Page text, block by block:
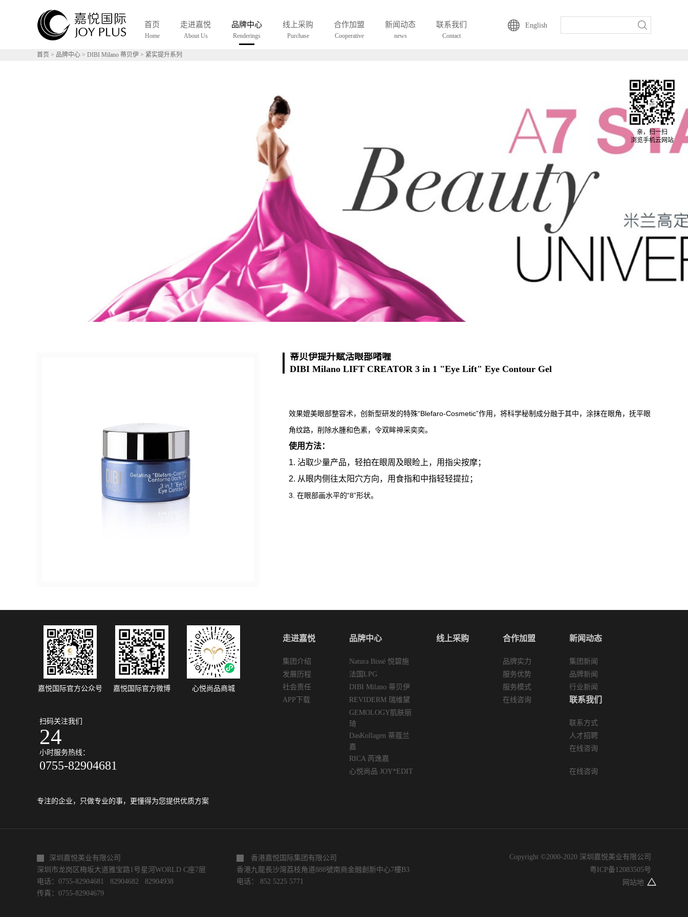
首页
Home
走进嘉悦
About Us
品牌中心
Renderings
线上采购
Purchase
合作加盟
Cooperative
新闻动态
news
联系我们
Contact
English
首页 > 品牌中心 > DIBI Milano 蒂贝伊 > 紧实提升系列
蒂贝伊提升赋活眼部啫喱
DIBI Milano LIFT CREATOR 3 in 1 "Eye Lift" Eye Contour Gel
效果媲美眼部整容术，创新型研发的特殊“Blefaro-Cosmetic”作用，将科学秘制成分融于其中，涂抹在眼角，抚平眼
角纹路，削除水腫和色素，令双眸神采奕奕。
使用方法：
1. 沾取少量产品，轻拍在眼周及眼睑上，用指尖按摩；
2. 从眼内侧往太阳穴方向，用食指和中指轻轻提拉；
3. 在眼部画水平的“8”形状。
嘉悦国际官方公众号 嘉悦国际官方微博 心悦尚品商城
扫码关注我们
24
小时服务热线：
0755-82904681
专注的企业，只做专业的事，更懂得为您提供优质方案
走进嘉悦
集团介绍
发展历程
社会责任
APP下载
品牌中心
Natura Bissé 悦碧施
法国LPG
DIBI Milano 蒂贝伊
REVIDERM 瑞维黛
GEMOLOGY肌肤丽
琦
DasKollagen 蒂蔻兰
嘉
RICA 芮逸嘉
心悦尚品 JOY*EDIT
线上采购 合作加盟
品牌实力
服务优势
服务模式
在线咨询
新闻动态
集团新闻
品牌新闻
行业新闻
联系我们
联系方式
人才招聘
在线咨询
在线咨询
深圳嘉悦美业有限公司
深圳市龙岗区梅坂大道雅宝路1号星河WORLD C座7层
电话：0755-82904681 82904682 82904938
传真：0755-82904679
香港嘉悦国际集团有限公司
香港九龍長沙灣荔枝角道888號南商金融創新中心7樓B3
电话： 852 5225 5771
Copyright ©2000-2020 深圳嘉悦美业有限公司
粤ICP备12083505号
网站地图
亲，扫一扫
浏览手机云网站